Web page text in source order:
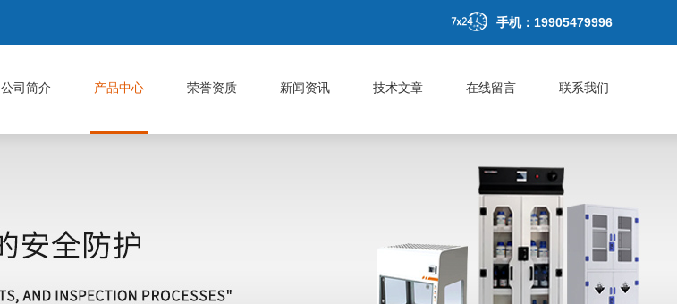
手机：19905479996
公司简介 产品中心 荣誉资质 新闻资讯 技术文章 在线留言 联系我们